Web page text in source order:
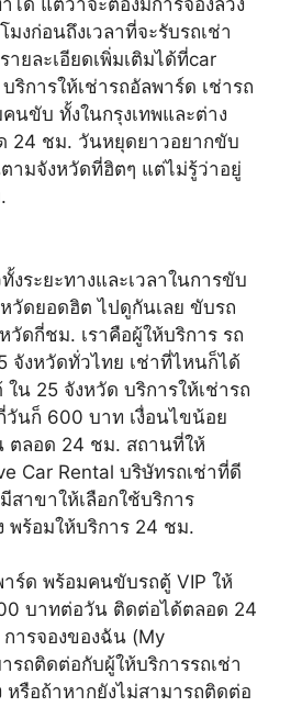
ได้ แต่ว่าจะต้องมีการจองล่วง
งก่อนถึงเวลาที่จะรับรถเช่า
ายละเอียดเพิ่มเติมได้ที่car
ริการให้เช่ารถอัลพาร์ด เช่ารถ
นขับ ทั้งในกรุงเทพและต่าง
24 ชม. วันหยุดยาวอยากขับ
ามจังหวัดที่ฮิตๆ แต่ไม่รู้ว่าอยู่
งระยะทางและเวลาในการขับ
วัดยอดฮิต ไปดูกันเลย ขับรถ
วัดกี่ชม. เราคือผู้ให้บริการ รถ
จังหวัดทั่วไทย เช่าที่ไหนก็ได้
น 25 จังหวัด บริการให้เช่ารถ
นก็ 600 บาท เงื่อนไขน้อย
ตลอด 24 ชม. สถานที่ให้
Car Rental บริษัทรถเช่าที่ดี
สาขาให้เลือกใช้บริการ
พร้อมให้บริการ 24 ชม.
าร์ด พร้อมคนขับรถตู้ VIP ให้
บาทต่อวัน ติดต่อได้ตลอด 24
ารจองของฉัน (My
รถติดต่อกับผู้ให้บริการรถเช่า
หรือถ้าหากยังไม่สามารถติดต่อ